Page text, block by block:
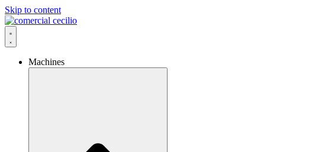
Skip to content
Machines